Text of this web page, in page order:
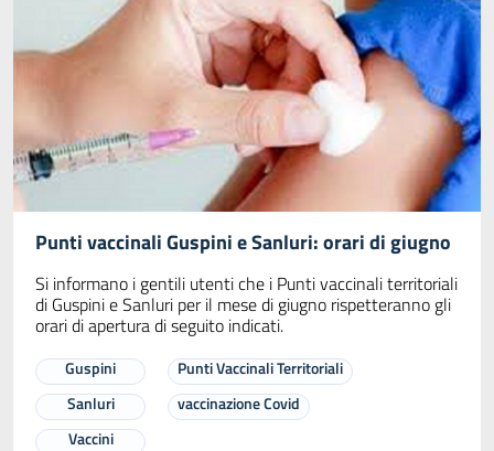
Punti vaccinali Guspini e Sanluri: orari di giugno
Si informano i gentili utenti che i Punti vaccinali territoriali
di Guspini e Sanluri per il mese di giugno rispetteranno gli
orari di apertura di seguito indicati.
Guspini
Punti Vaccinali Territoriali
Sanluri
vaccinazione Covid
Vaccini